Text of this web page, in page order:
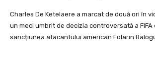
Charles De Ketelaere a marcat de două ori în
un meci umbrit de decizia controversată a FIFA
sancțiunea atacantului american Folarin